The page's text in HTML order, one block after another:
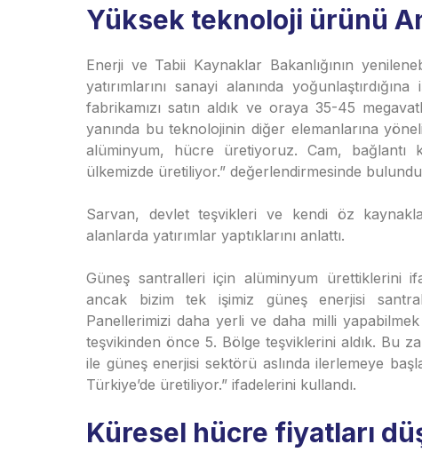
Yüksek teknoloji ürünü
Enerji ve Tabii Kaynaklar Bakanlığının
yatırımlarını sanayi alanında
fabrikamızı satın aldık ve oraya 35-45
yanında bu teknolojinin diğer elemanlarına
alüminyum, hücre üretiyoruz. Cam,
ülkemizde üretiliyor.” değerlendirmesinde
Sarvan, devlet teşvikleri ve kendi öz
alanlarda yatırımlar yaptıklarını anlattı.
Güneş santralleri için alüminyum ürettiklerini
ancak bizim tek işimiz güneş enerjisi
Panellerimizi daha yerli ve daha milli
teşvikinden önce 5. Bölge teşviklerini aldık. Bu
ile güneş enerjisi sektörü aslında ilerlemeye
Türkiye’de üretiliyor.” ifadelerini kullandı.
Küresel hücre fiyatları